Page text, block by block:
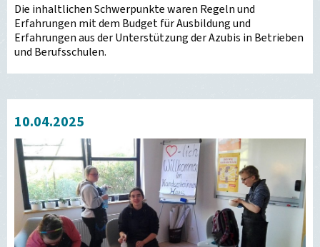
Die inhaltlichen Schwerpunkte waren Regeln und
Erfahrungen mit dem Budget für Ausbildung und
Erfahrungen aus der Unterstützung der Azubis in Betrieben
und Berufsschulen.
10.04.2025